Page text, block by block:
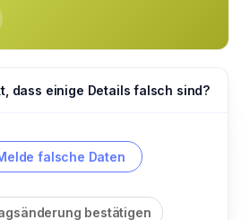
dass einige Details falsch sind?
falsche Daten
bestätigen